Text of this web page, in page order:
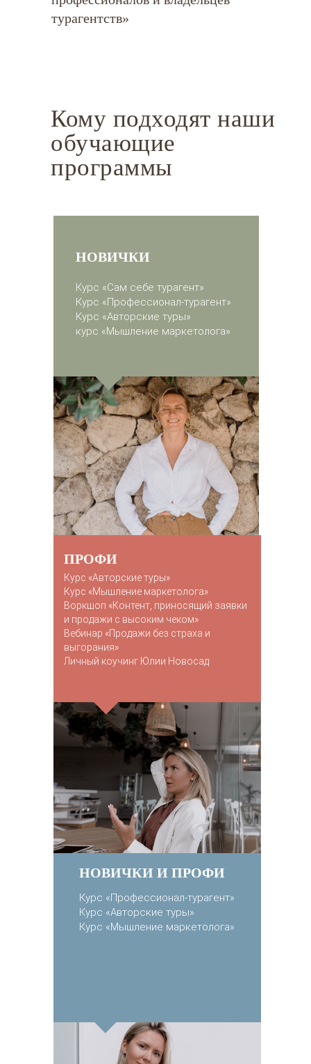
турагентств»
Кому подходят наши
обучающие
программы
НОВИЧКИ
ПРОФИ
Курс «Профессионал-турагент»
Курс «Авторские туры»
Курс «Мышление маркетолога»
НОВИЧКИ И ПРОФИ
Курс «Сам себе турагент»
Курс «Профессионал-турагент»
Курс «Авторские туры»
курс «Мышление маркетолога»
Курс «Авторские туры»
Курс «Мышление маркетолога»
Воркшоп «Контент, приносящий заявки
и продажи с высоким чеком»
Вебинар «Продажи без страха и
выгорания»
Личный коучинг Юлии Новосад